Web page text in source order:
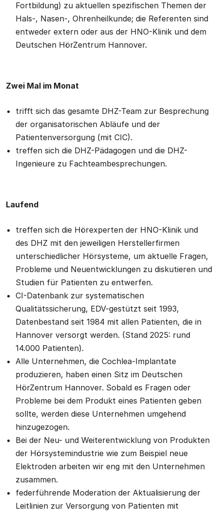
Fortbildung) zu aktuellen spezifischen Themen der
Hals-, Nasen-, Ohrenheilkunde; die Referenten sind
entweder extern oder aus der HNO-Klinik und dem
Deutschen HörZentrum Hannover.
Zwei Mal im Monat
trifft sich das gesamte DHZ-Team zur Besprechung
der organisatorischen Abläufe und der
Patientenversorgung (mit CIC).
treffen sich die DHZ-Pädagogen und die DHZ-
Ingenieure zu Fachteambesprechungen.
Laufend
treffen sich die Hörexperten der HNO-Klinik und
des DHZ mit den jeweiligen Herstellerfirmen
unterschiedlicher Hörsysteme, um aktuelle Fragen,
Probleme und Neuentwicklungen zu diskutieren und
Studien für Patienten zu entwerfen.
CI-Datenbank zur systematischen
Qualitätssicherung, EDV-gestützt seit 1993,
Datenbestand seit 1984 mit allen Patienten, die in
Hannover versorgt werden. (Stand 2025: rund
14.000 Patienten).
Alle Unternehmen, die Cochlea-Implantate
produzieren, haben einen Sitz im Deutschen
HörZentrum Hannover. Sobald es Fragen oder
Probleme bei dem Produkt eines Patienten geben
sollte, werden diese Unternehmen umgehend
hinzugezogen.
Bei der Neu- und Weiterentwicklung von Produkten
der Hörsystemindustrie wie zum Beispiel neue
Elektroden arbeiten wir eng mit den Unternehmen
zusammen.
federführende Moderation der Aktualisierung der
Leitlinien zur Versorgung von Patienten mit